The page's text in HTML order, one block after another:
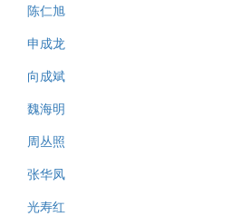
陈仁旭
申成龙
向成斌
魏海明
周丛照
张华凤
光寿红